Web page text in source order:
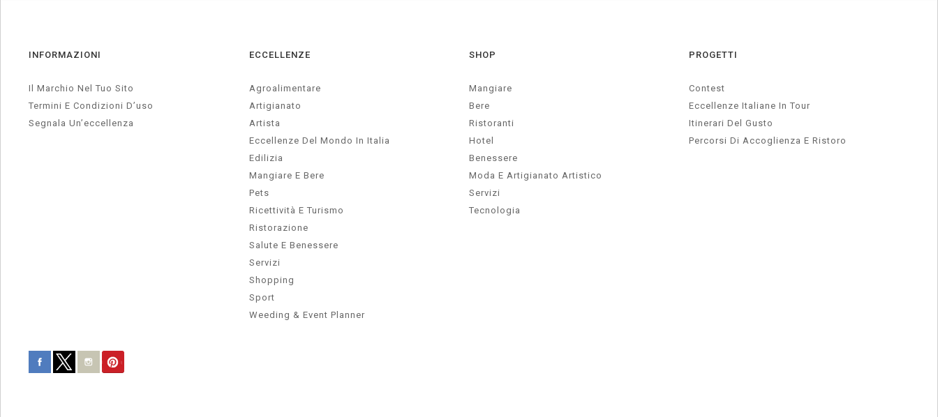
INFORMAZIONI
Il Marchio Nel Tuo Sito
Termini E Condizioni D’uso
Segnala Un’eccellenza
ECCELLENZE
Agroalimentare
Artigianato
Artista
Eccellenze Del Mondo In Italia
Edilizia
Mangiare E Bere
Pets
Ricettività E Turismo
Ristorazione
Salute E Benessere
Servizi
Shopping
Sport
Weeding & Event Planner
SHOP
Mangiare
Bere
Ristoranti
Hotel
Benessere
Moda E Artigianato Artistico
Servizi
Tecnologia
PROGETTI
Contest
Eccellenze Italiane In Tour
Itinerari Del Gusto
Percorsi Di Accoglienza E Ristoro